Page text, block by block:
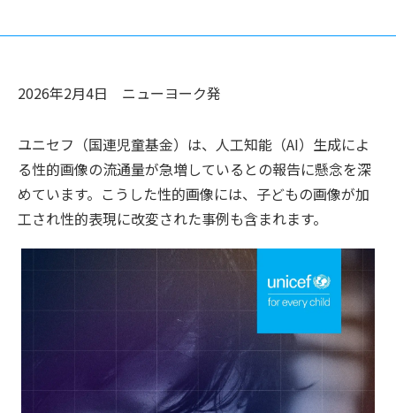
2026年2月4日 ニューヨーク発
ユニセフ（国連児童基金）は、人工知能（AI）生成によ
る性的画像の流通量が急増しているとの報告に懸念を深
めています。こうした性的画像には、子どもの画像が加
工され性的表現に改変された事例も含まれます。